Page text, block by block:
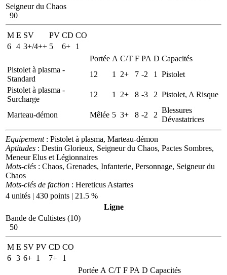
Seigneur du Chaos
90
M E SV PV CD CO
6 4 3+/4++ 5 6+
1
Portée A C/T F PA D Capacités
Pistolet à plasma -
Standard
12 1 2+ 7 -2 1
Pistolet
Pistolet à plasma -
Surcharge
12 1 2+ 8 -3 2 Pistolet, A Risque
Marteau-démon Mêlée 5 3+ 8 -2 2
Blessures
Dévastatrices
Equipement: Pistolet à plasma, Marteau-démon
Aptitudes : Destin Glorieux, Seigneur du Chaos, Pactes Sombres,
Meneur Elus et Légionnaires
Mots-clés : Chaos, Grenades, Infanterie, Personnage, Seigneur du
Chaos
Mots-clés de faction : Hereticus Astartes
4 unités | 430 points | 21.5 %
Ligne
Bande de Cultistes (10)
50
M E SV PV CD CO
6 3 6+ 1 7+
1
Portée A C/T F PA D Capacités